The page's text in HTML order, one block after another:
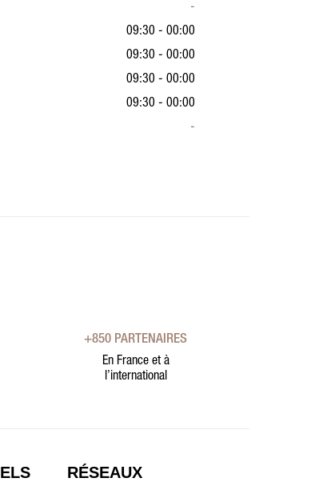
-
09:30 - 00:00
09:30 - 00:00
09:30 - 00:00
09:30 - 00:00
-
+850 PARTENAIRES
En France et à
l’international
RÉSEAUX